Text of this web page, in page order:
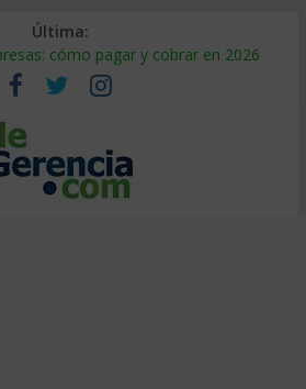
Última:
cómo pagar y cobrar en 2026
es y por qué sale tan caro
cómo auditarla a tiempo
cadena de suministro: qué hacer
UU.: cómo segmentarlo y venderle